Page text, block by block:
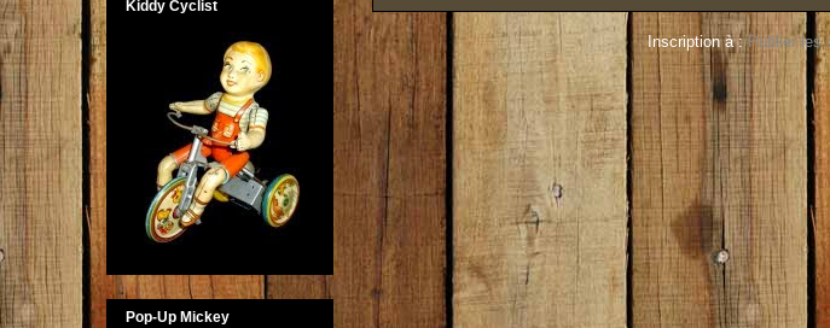
Inscription à :Publier les
Kiddy Cyclist
Pop-Up Mickey